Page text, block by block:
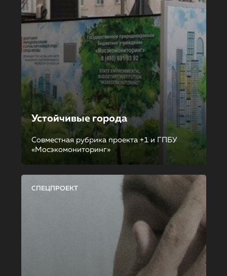
Устойчивые города
Совместная рубрика проекта +1 и ГПБУ
«Мосэкомониторинг»
СПЕЦПРОЕКТ